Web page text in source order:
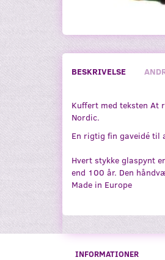
BESKRIVELSE
Kuffert med teksten At
Nordic.
En rigtig fin gaveidé til
Hvert stykke glaspynt
end 100 år. Den
Made in Europe
INFORMATIONER